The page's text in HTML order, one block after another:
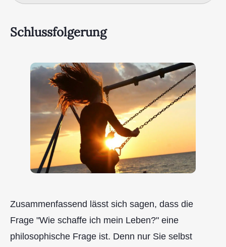
Schlussfolgerung
Zusammenfassend lässt sich sagen, dass die
Frage "Wie schaffe ich mein Leben?" eine
philosophische Frage ist. Denn nur Sie selbst